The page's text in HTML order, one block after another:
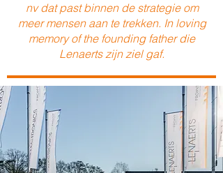
nv dat past binnen de strategie om
meer mensen aan te trekken. In loving
memory of the founding father die
Lenaerts zijn ziel gaf.